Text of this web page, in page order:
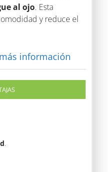
al ojo. Esta
y reduce el
información
.